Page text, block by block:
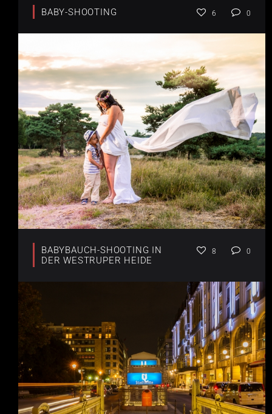
BABY-SHOOTING 6 0
BABYBAUCH-SHOOTING IN
DER WESTRUPER HEIDE
8 0